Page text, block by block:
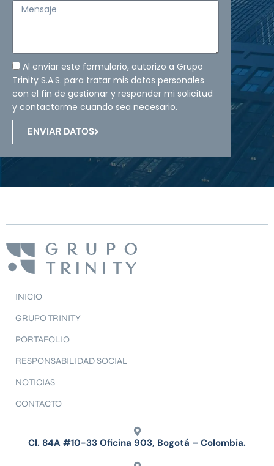
Mensaje
Al enviar este formulario, autorizo a Grupo
Trinity S.A.S. para tratar mis datos personales
con el fin de gestionar y responder mi solicitud
y contactarme cuando sea necesario.
ENVIAR DATOS
INICIO
GRUPO TRINITY
PORTAFOLIO
RESPONSABILIDAD SOCIAL
NOTICIAS
CONTACTO
Cl. 84A #10-33 Oficina 903, Bogotá – Colombia.